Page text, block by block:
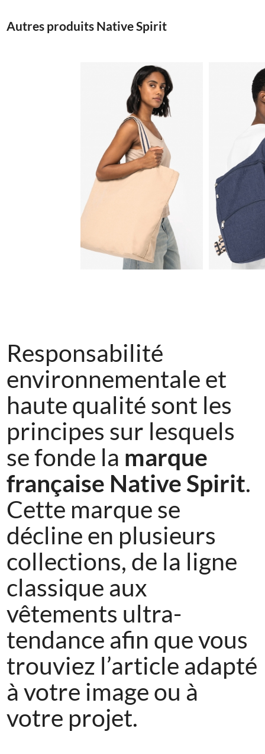
Autres produits Native Spirit
5.23€
Responsabilité
environnementale et
haute qualité sont les
principes sur lesquels
se fonde la marque
française Native Spirit.
Cette marque se
décline en plusieurs
collections, de la ligne
classique aux
vêtements ultra-
tendance afin que vous
trouviez l’article adapté
à votre image ou à
votre projet.